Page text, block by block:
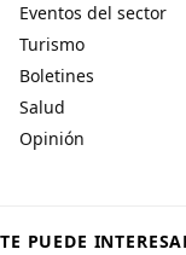
Eventos del sector
Turismo
Boletines
Salud
Opinión
TE PUEDE